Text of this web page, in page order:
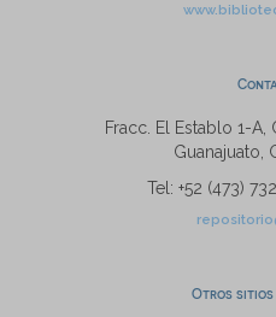
Fracc. El Establo 1-A,
Guanajuato,
Tel: +52 (473)
Otros sitios